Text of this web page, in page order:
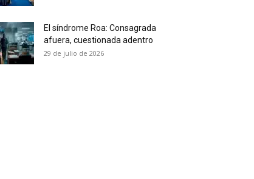
all the news
in your email.
El síndrome Roa: Consagrada
afuera, cuestionada adentro
29 de julio de 2026